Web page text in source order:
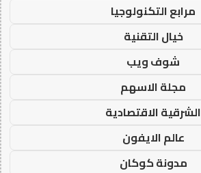
مرابع التكنولوجيا
خيال التقنية
شوف ويب
مجلة الاسهم
الشرقية الاقتصادية
عالم الايفون
مدونة كوكان